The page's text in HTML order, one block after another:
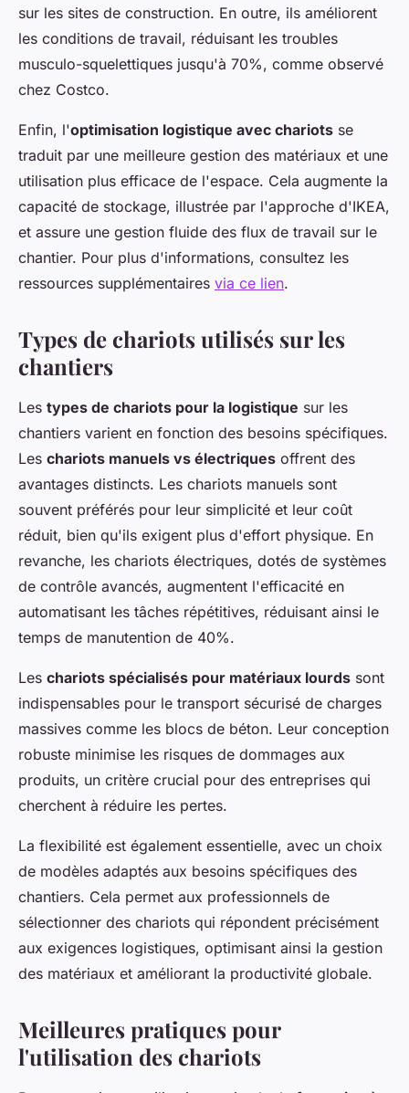
sur les sites de construction. En outre, ils améliorent
les conditions de travail, réduisant les troubles
musculo-squelettiques jusqu'à 70%, comme observé
chez Costco.
Enfin, l'optimisation logistique avec chariots se
traduit par une meilleure gestion des matériaux et une
utilisation plus efficace de l'espace. Cela augmente la
capacité de stockage, illustrée par l'approche d'IKEA,
et assure une gestion fluide des flux de travail sur le
chantier. Pour plus d'informations, consultez les
ressources supplémentaires via ce lien.
Types de chariots utilisés sur les
chantiers
Les types de chariots pour la logistique sur les
chantiers varient en fonction des besoins spécifiques.
Les chariots manuels vs électriques offrent des
avantages distincts. Les chariots manuels sont
souvent préférés pour leur simplicité et leur coût
réduit, bien qu'ils exigent plus d'effort physique. En
revanche, les chariots électriques, dotés de systèmes
de contrôle avancés, augmentent l'efficacité en
automatisant les tâches répétitives, réduisant ainsi le
temps de manutention de 40%.
Les chariots spécialisés pour matériaux lourds sont
indispensables pour le transport sécurisé de charges
massives comme les blocs de béton. Leur conception
robuste minimise les risques de dommages aux
produits, un critère crucial pour des entreprises qui
cherchent à réduire les pertes.
La flexibilité est également essentielle, avec un choix
de modèles adaptés aux besoins spécifiques des
chantiers. Cela permet aux professionnels de
sélectionner des chariots qui répondent précisément
aux exigences logistiques, optimisant ainsi la gestion
des matériaux et améliorant la productivité globale.
Meilleures pratiques pour
l'utilisation des chariots